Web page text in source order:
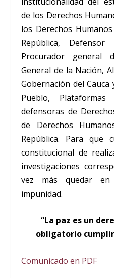
de los Derechos
los Derechos
República,
Procurador general
General de la Nación,
Gobernación del
Pueblo,
defensoras de
de Derechos
República. Para que
constitucional de
investigaciones
vez más quedar
impunidad.
“La paz es un
obligatorio
Comunicado en PDF